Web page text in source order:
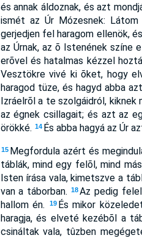
és annak áldoznak, és azt
ismét az Úr Mózesnek:
gerjedjen fel haragom ellenök,
az Úrnak, az õ Istenének színe
erõvel és hatalmas kézzel
Vesztökre vivé ki õket, hogy
haragod tüze, és hagyd abba
Izráelrõl a te szolgáidról,
az égnek csillagait; és azt az
örökké. 14 És abba hagyá az Úr
15 Megfordula azért és
táblák, mind egy felõl, mind
Isten írása vala, kimetszve a
van a táborban.
18Az pedig
hallom én.
19 És mikor
haragja, és elveté kezébõl a
csináltak vala, tûzben